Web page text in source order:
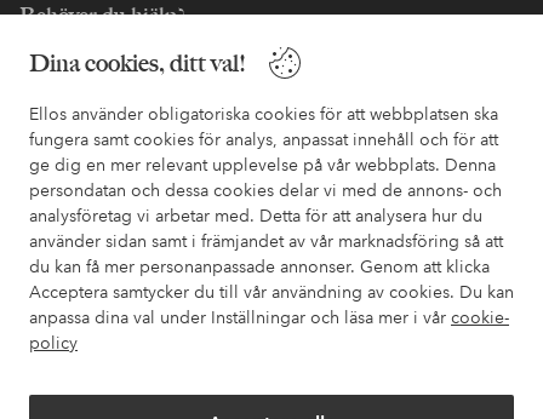
Dina cookies, ditt val!
Ellos använder obligatoriska cookies för att webbplatsen ska
fungera samt cookies för analys, anpassat innehåll och för att
ge dig en mer relevant upplevelse på vår webbplats. Denna
persondatan och dessa cookies delar vi med de annons- och
analysföretag vi arbetar med. Detta för att analysera hur du
använder sidan samt i främjandet av vår marknadsföring så att
du kan få mer personanpassade annonser. Genom att klicka
Acceptera samtycker du till vår användning av cookies. Du kan
anpassa dina val under Inställningar och läsa mer i vår cookie-
policy
Behöver du hjälp?
I vår FAQ hittar du svaren på de vanligaste frågorna. Här finns
också information om hur du enklast kontaktar oss.
Kundservice Beställning Betalsätt
Mina sidor
Om Ellos